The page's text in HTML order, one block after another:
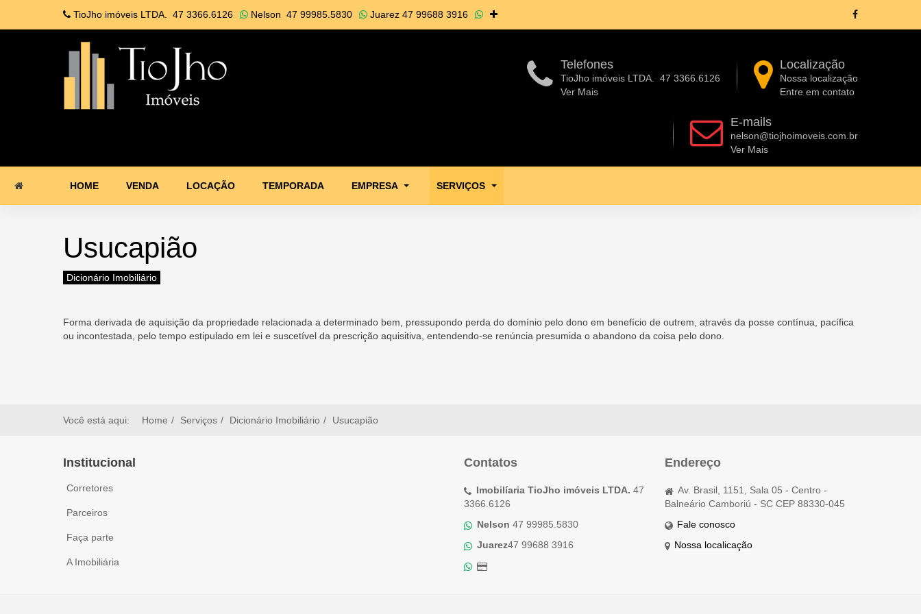
TioJho imóveis LTDA. 47 3366.6126 Nelson 47 99985.5830 Juarez 47 99688 3916
Telefones
TioJho imóveis LTDA.
47 3366.6126
Ver Mais
Localização
Nossa localização
Entre em contato
E-mails
nelson@tiojhoimoveis.com.br
Ver Mais
HOME VENDA LOCAÇÃO TEMPORADA EMPRESA SERVIÇOS
Usucapião
Dicionário Imobiliário
Forma derivada de aquisição da propriedade relacionada a determinado bem, pressupondo perda do domínio pelo dono em benefício de outrem, através da posse contínua, pacífica
ou incontestada, pelo tempo estipulado em lei e suscetível da prescrição aquisitiva, entendendo-se renúncia presumida o abandono da coisa pelo dono.
Você está aqui: Home Serviços Dicionário Imobiliário Usucapião
Institucional
Corretores
Parceiros
Faça parte
A Imobiliária
Contatos
Imobilíaria TioJho imóveis LTDA. 47
3366.6126
Nelson 47 99985.5830
Juarez47 99688 3916
Endereço
Av. Brasil, 1151, Sala 05 - Centro -
Balneário Camboriú - SC CEP 88330-045
Fale conosco
Nossa localicação